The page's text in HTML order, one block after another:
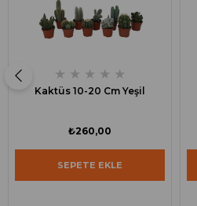
★ ★ ★ ★ ★
Kaktüs 10-20 Cm Yeşil
₺260,00
SEPETE EKLE